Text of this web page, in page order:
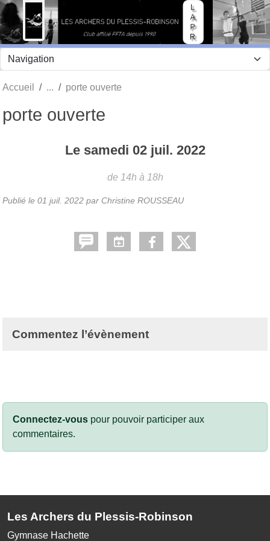
Accueil porte ouverte
porte ouverte
Le samedi 02 juil. 2022
de 14h à 18h
Publié le 01 juil. 2022 par Christine ROUSSEAU
Commentez l’évènement
Connectez-vous pour pouvoir participer aux
commentaires.
Les Archers du Plessis-Robinson
Gymnase Hachette
Panneau de gestion des cookies